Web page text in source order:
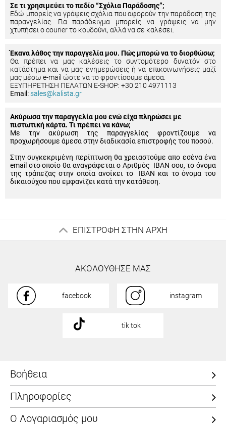
Σε τι χρησιμεύει το πεδίο “Σχόλια Παράδοσης”;
Εδώ μπορείς να γράψεις σχόλια που αφορούν την παράδοση της
παραγγελίας. Για παράδειγμα μπορείς να γράψεις να μην
χτυπήσει ο courier το κουδούνι, αλλά να σε καλέσει.
Έκανα λάθος την παραγγελία μου. Πώς μπορώ να το διορθώσω;
Θα πρέπει να μας καλέσεις το συντομότερο δυνατόν στο
κατάστημα και να μας ενημερώσεις ή να επικοινωνήσεις μαζί
μας μέσω e-mail ώστε να το φροντίσουμε άμεσα.
ΕΞΥΠΗΡΕΤΗΣΗ ΠΕΛΑΤΩΝ E-SHOP: +30 210 4971113
Email:sales@kalista.gr
Ακύρωσα την παραγγελία μου ενώ είχα πληρώσει με
πιστωτική κάρτα. Τι πρέπει να κάνω;
Με την ακύρωση της παραγγελίας φροντίζουμε να
προχωρήσουμε άμεσα στην διαδικασία επιστροφής του ποσού.
Στην συγκεκριμένη περίπτωση θα χρειαστούμε απο εσένα ένα
email στο οποίο θα αναγράφεται ο Αριθμός IBAN σου, το όνομα
της τράπεζας στην οποία ανοίκει το IBAN και το όνομα του
δικαιούχου που εμφανίζει κατά την κατάθεση.
ΕΠΙΣΤΡΟΦΗ ΣΤΗΝ ΑΡΧΗ
ΑΚΟΛΟΥΘΗΣΕ ΜΑΣ
facebook instagram
tik tok
Βοήθεια
Πληροφορίες
Ο Λογαριασμός μου